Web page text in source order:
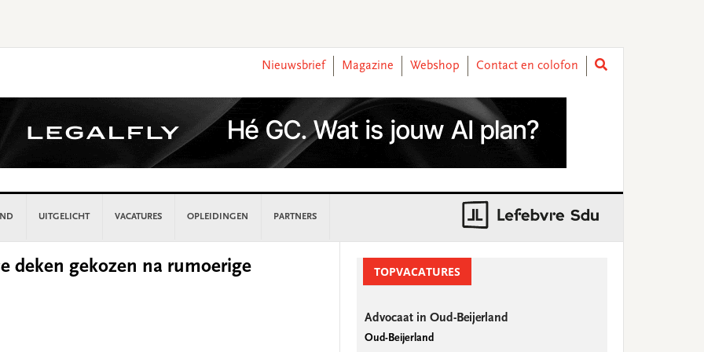
Nieuwsbrief
Magazine Webshop Contact en colofon
UITGELICHT VACATURES OPLEIDINGEN PARTNERS
deken gekozen na rumoerige
SidebarTOPVACATURES
Advocaat in Oud-Beijerland
Oud-Beijerland